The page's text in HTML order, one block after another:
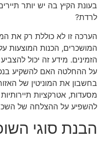
בעונת הקיץ בה יש יותר
לרדת?
הערכה זו לא כוללת רק את
המושכרים, הכנות המוצעות
הזמינים. מידע זה יכול
על ההחלטה האם להשקיע
בחשבון את המוניטין של
מסעדות, אטרקציות
להשפיע על ההצלחה של
הבנת סוגי